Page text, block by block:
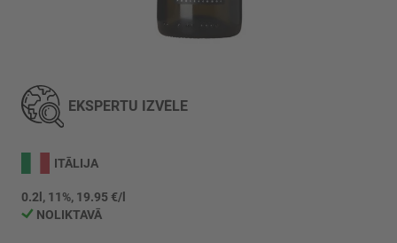
uz
galerijas
sākumu
EKSPERTU IZVĒLE
ITĀLIJA
0.2l, 11%, 19.95 €/l
NOLIKTAVĀ